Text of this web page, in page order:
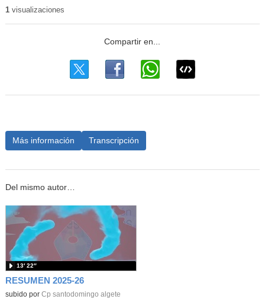
1visualizaciones
Más información Transcripción
Del mismo autor…
RESUMEN 2025-26
subido por Cp santodomingo algete
13′ 22″